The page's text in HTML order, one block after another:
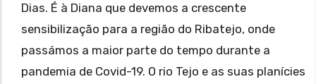
Dias. É à Diana que devemos a crescente
sensibilização para a região do Ribatejo, onde
passámos a maior parte do tempo durante a
pandemia de Covid-19. O rio Tejo e as suas planícies